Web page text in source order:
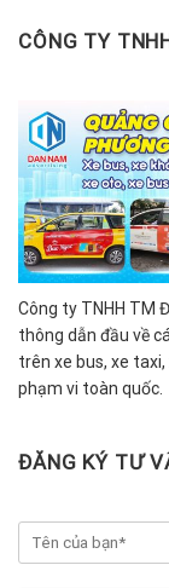
CÔNG TY
Công ty TNHH TM
thông dẫn đầu về
trên xe bus, xe
phạm vi toàn quốc.
ĐĂNG KÝ TƯ